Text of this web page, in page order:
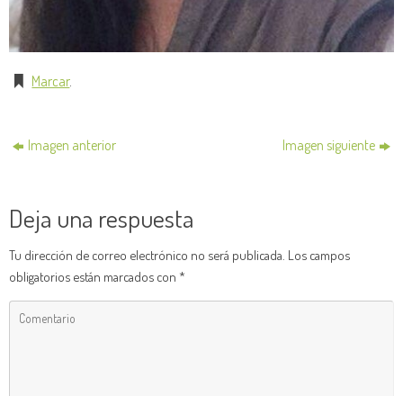
Marcar.
Imagen anterior Imagen siguiente
Deja una respuesta
Tu dirección de correo electrónico no será publicada. Los campos
obligatorios están marcados con *